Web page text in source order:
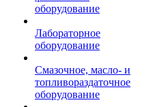
оборудование
Лабораторное
оборудование
Смазочное, масло- и
топливораздаточное
оборудование